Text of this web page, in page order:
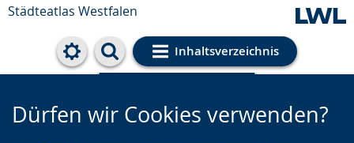
Städteatlas Westfalen
Inhaltsverzeichnis
Cookie-Einstellungen
Dürfen wir Cookies verwenden?